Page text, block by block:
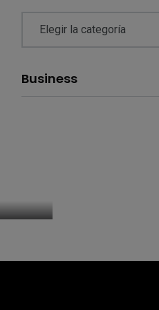
Business